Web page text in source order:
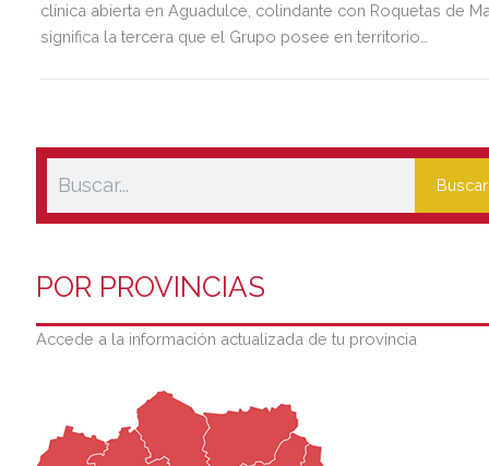
clínica abierta en Aguadulce, colindante con Roquetas de
significa la tercera que el Grupo posee en territorio
Buscar
POR PROVINCIAS
Accede a la información actualizada de tu provincia